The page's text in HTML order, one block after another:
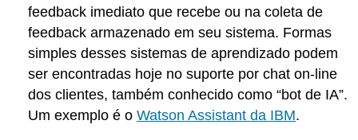
feedback imediato que recebe ou na coleta de
feedback armazenado em seu sistema. Formas
simples desses sistemas de aprendizado podem
ser encontradas hoje no suporte por chat on-line
dos clientes, também conhecido como “bot de IA”.
Um exemplo é oWatson Assistant da IBM.